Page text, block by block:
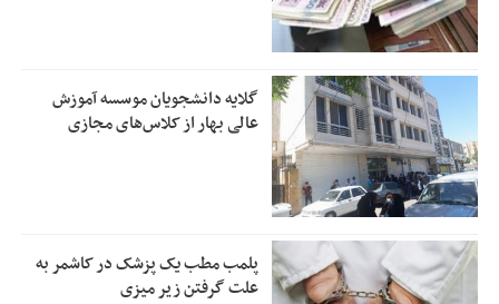
گلایه دانشجویان موسسه آموزش
عالی بهار از کلاس‌های مجازی
پلمب مطب یک پزشک در کاشمر به
علت گرفتن زیر میزی